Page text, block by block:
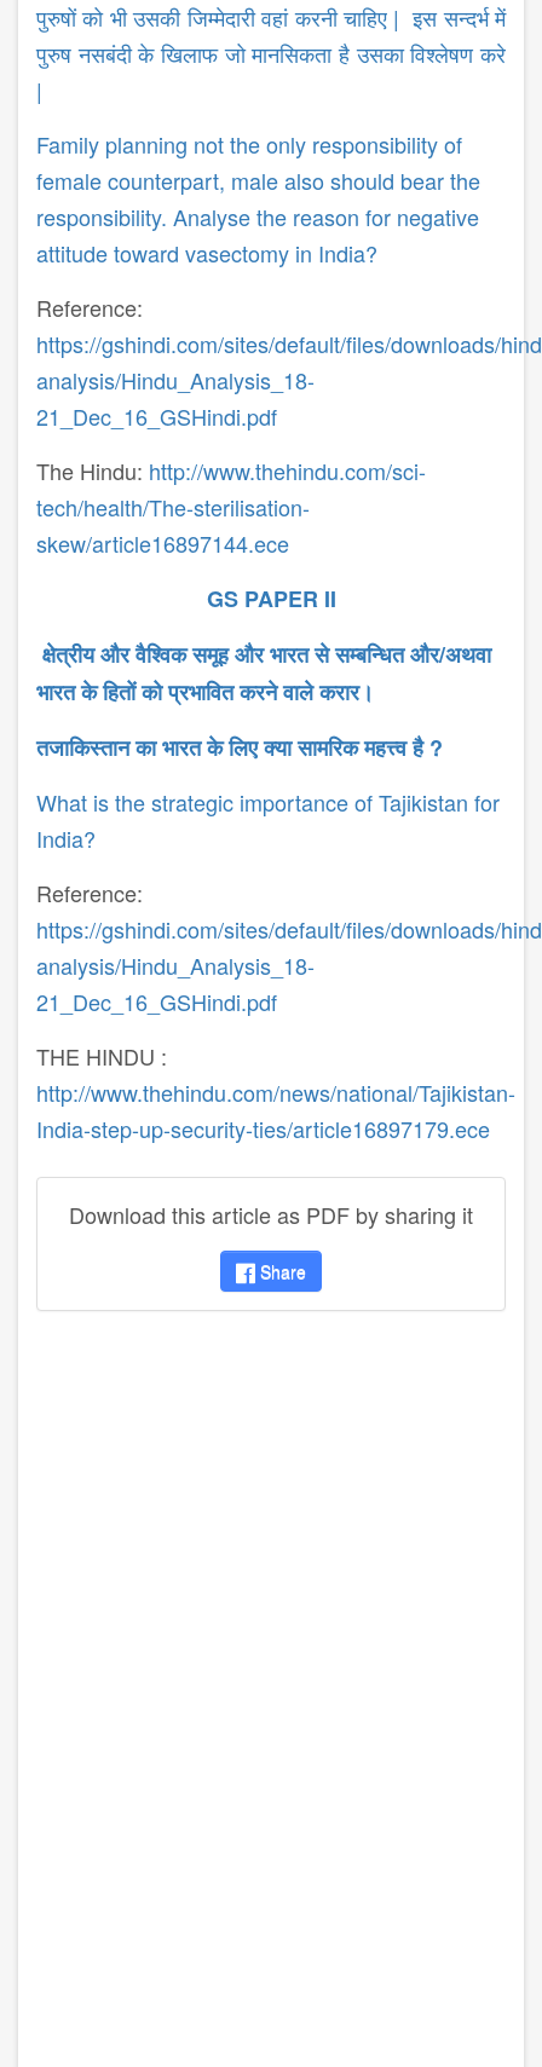
पुरुषों को भी उसकी जिम्मेदारी वहां करनी चाहिए | इस सन्दर्भ में
पुरुष नसबंदी के खिलाफ जो मानसिकता है उसका विश्लेषण करे
|
Family planning not the only responsibility of
female counterpart, male also should bear the
responsibility. Analyse the reason for negative
attitude toward vasectomy in India?
Reference:
https://gshindi.com/sites/default/files/downloads/
analysis/Hindu_Analysis_18-
21_Dec_16_GSHindi.pdf
The Hindu: http://www.thehindu.com/sci-
tech/health/The-sterilisation-
skew/article16897144.ece
GS PAPER II
क्षेत्रीयऔरवैश्विकसमूहऔरभारतसेसम्ब​न्धितऔर/अथवा
भारतकेहितोंकोप्रभावितकरनेवालेकरार।
तजाकिस्तान का भारत के लिए क्या सामरिक महत्त्व है ?
What is the strategic importance of Tajikistan for
India?
Reference:
https://gshindi.com/sites/default/files/downloads/
analysis/Hindu_Analysis_18-
21_Dec_16_GSHindi.pdf
THE HINDU :
http://www.thehindu.com/news/national/Tajikistan-
India-step-up-security-ties/article16897179.ece
Download this article as PDF by sharing it
Share